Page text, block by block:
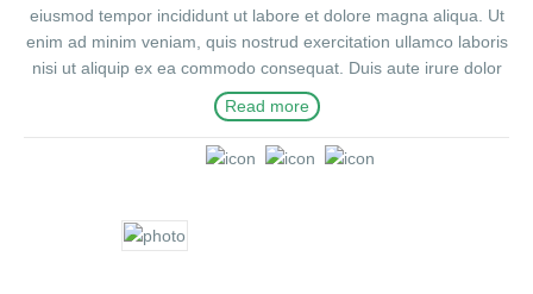
eiusmod tempor incididunt ut labore et dolore magna aliqua. Ut
enim ad minim veniam, quis nostrud exercitation ullamco laboris
nisi ut aliquip ex ea commodo consequat. Duis aute irure dolor
in reprehenderit in voluptte velit. Lorem ipsum dolor sit amet,
consectetur adipisicing elit, sed do eiusmod tempor incididunt ut
labore et dolore magna aliqua. Ut enim ad minim veniam, quis
voluptate velit.Lorem ipsum dolor amet laboris consectetur
adipisicing elit, sed do eiusmod tempor incididunt ut labore et
Read more